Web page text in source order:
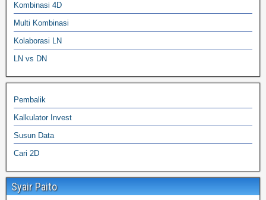
Kombinasi 4D
Multi Kombinasi
Kolaborasi LN
LN vs DN
Pembalik
Kalkulator Invest
Susun Data
Cari 2D
Syair Paito